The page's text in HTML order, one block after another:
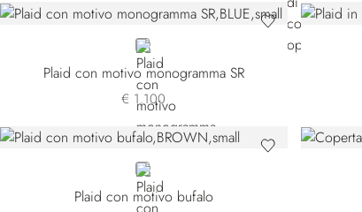
BLUE
Plaid con motivo monogramma SR
€ 1.100
BROWN
Plaid con motivo bufalo